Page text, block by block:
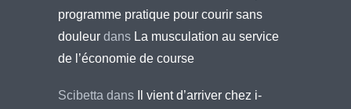
programme pratique pour courir sans
douleur dans La musculation au service
de l’économie de course
Scibetta dans
Il vient d’arriver chez i-